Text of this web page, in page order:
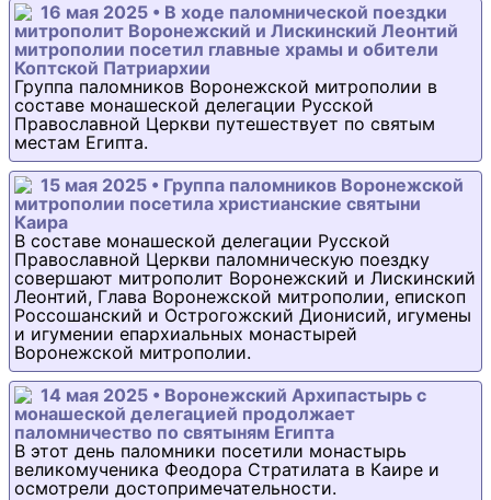
16 мая 2025 • В ходе паломнической поездки
митрополит Воронежский и Лискинский Леонтий
митрополии посетил главные храмы и обители
Коптской Патриархии
Группа паломников Воронежской митрополии в
составе монашеской делегации Русской
Православной Церкви путешествует по святым
местам Египта.
15 мая 2025 • Группа паломников Воронежской
митрополии посетила христианские святыни
Каира
В составе монашеской делегации Русской
Православной Церкви паломническую поездку
совершают митрополит Воронежский и Лискинский
Леонтий, Глава Воронежской митрополии, епископ
Россошанский и Острогожский Дионисий, игумены
и игумении епархиальных монастырей
Воронежской митрополии.
14 мая 2025 • Воронежский Архипастырь с
монашеской делегацией продолжает
паломничество по святыням Египта
В этот день паломники посетили монастырь
великомученика Феодора Стратилата в Каире и
осмотрели достопримечательности.